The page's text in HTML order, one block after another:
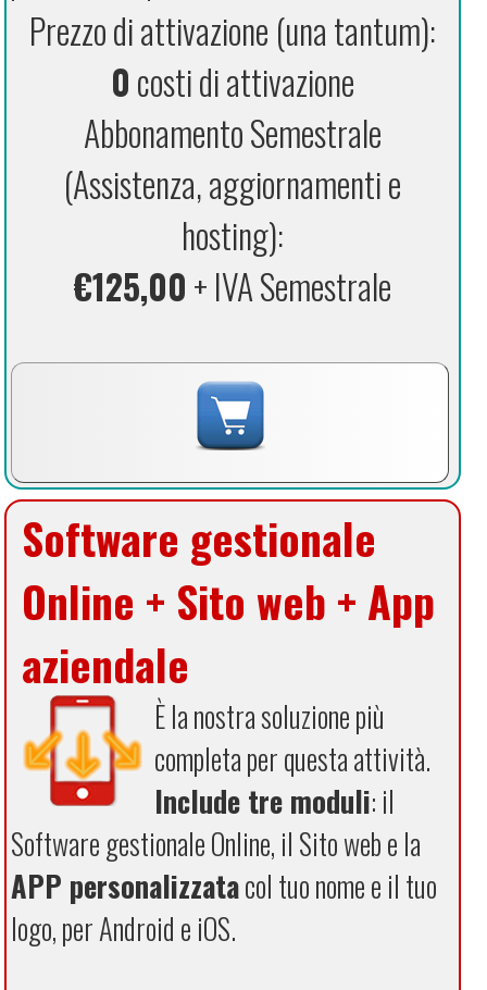
Prezzo di attivazione (una tantum):
0costi di attivazione
Abbonamento Semestrale
(Assistenza, aggiornamenti e
hosting):
€125,00+ IVA Semestrale
Software gestionale
Online + Sito web + App
aziendale
È la nostra soluzione più
completa per questa attività.
Include tre moduli: il
Software gestionale Online, il Sito web e la
APP personalizzatacol tuo nome e il tuo
logo, per Android e iOS.